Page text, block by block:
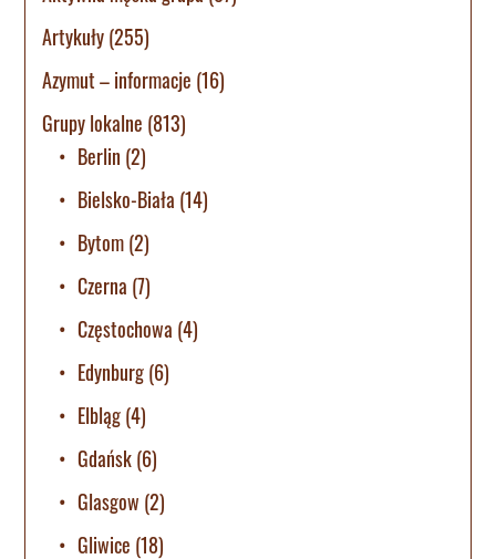
Artykuły(255)
Azymut – informacje (16)
Grupy lokalne (813)
Berlin (2)
Bielsko-Biała (14)
Bytom(2)
Czerna (7)
Częstochowa (4)
Edynburg(6)
Elbląg(4)
Gdańsk(6)
Glasgow (2)
Gliwice (18)